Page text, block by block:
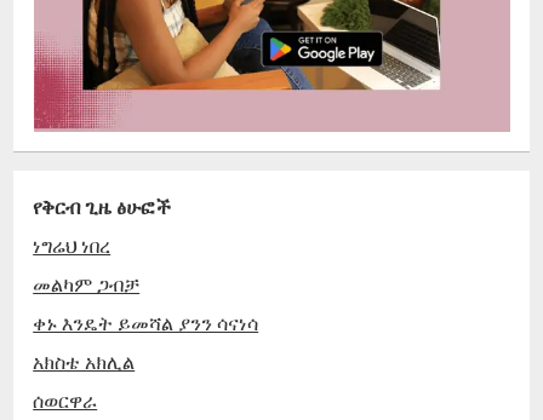
የቅርብ ጊዜ ፅሁፎች
ነግሬህ ነበረ
መልካም ጋብቻ
ቀኑ እንዴት ይመሻል ያንን ሳናነሳ
አክስቴ አክሊል
ሰወርዋራ